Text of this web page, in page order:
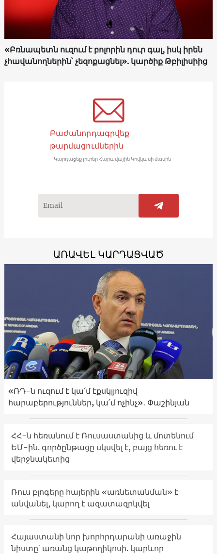
«Բռնապետն ուզում է բոլորին դուր գալ, իսկ իրեն
չհավանողներին՝ չեզոքացնել». կարծիք Թբիլիսիից
Բաժանորդագրվեք
թարմացումներին
Կարդացեք լուրեր Հարավային Կովկասի մասին
ԱՌԱՎԵԼ ԿԱՐԴԱՑՎԱԾ
«ՌԴ-ն ուզում է կա՛մ էքսկլյուզիվ
հարաբերություններ, կա՛մ ոչինչ»․ Փաշինյան
ՀՀ-ն հեռանում է Ռուսաստանից և մոտենում
ԵՄ-ին. գործընթացը սկսվել է, բայց հեռու է
վերջնակետից
Ռուս բլոգերը հայերին «առնետանման» է
անվանել, կարող է ազատազրկվել
Հայաստանի նոր խորհրդարանի առաջին
նիստը՝ առանց կաթողիկոսի. կարևոր